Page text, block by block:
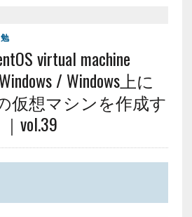
virtual machine
/ Windows上に
の仮想マシンを作成す
vol.39